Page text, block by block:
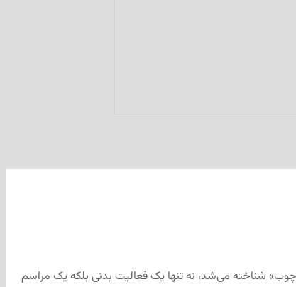
شناخته می‌شد، نه تنها یک فعالیت بدنی بلکه یک مراسم